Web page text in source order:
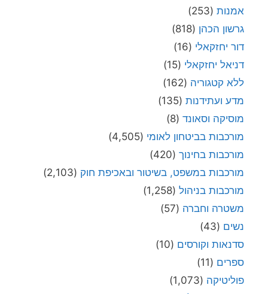
אמנות (253)
גרשון הכהן (818)
דור יחזקאלי (16)
דניאל יחזקאלי (15)
ללא קטגוריה (162)
מדע ועתידנות (135)
מוסיקה וסאונד (8)
מורכבות בביטחון לאומי (4,505)
מורכבות בחינוך (420)
מורכבות במשפט, בשיטור ובאכיפת חוק (2,103)
מורכבות בניהול (1,258)
משטרה וחברה (57)
נשים (43)
סדנאות וקורסים (10)
ספרים (11)
פוליטיקה (1,073)